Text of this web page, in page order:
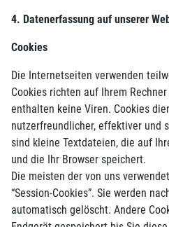
4. Datenerfassung auf unserer
Cookies
Die Internetseiten verwenden
Cookies richten auf Ihrem
enthalten keine Viren. Cookies
nutzerfreundlicher, effektiver und
sind kleine Textdateien, die auf
und die Ihr Browser speichert.
Die meisten der von uns
“Session-Cookies”. Sie werden
automatisch gelöscht. Andere